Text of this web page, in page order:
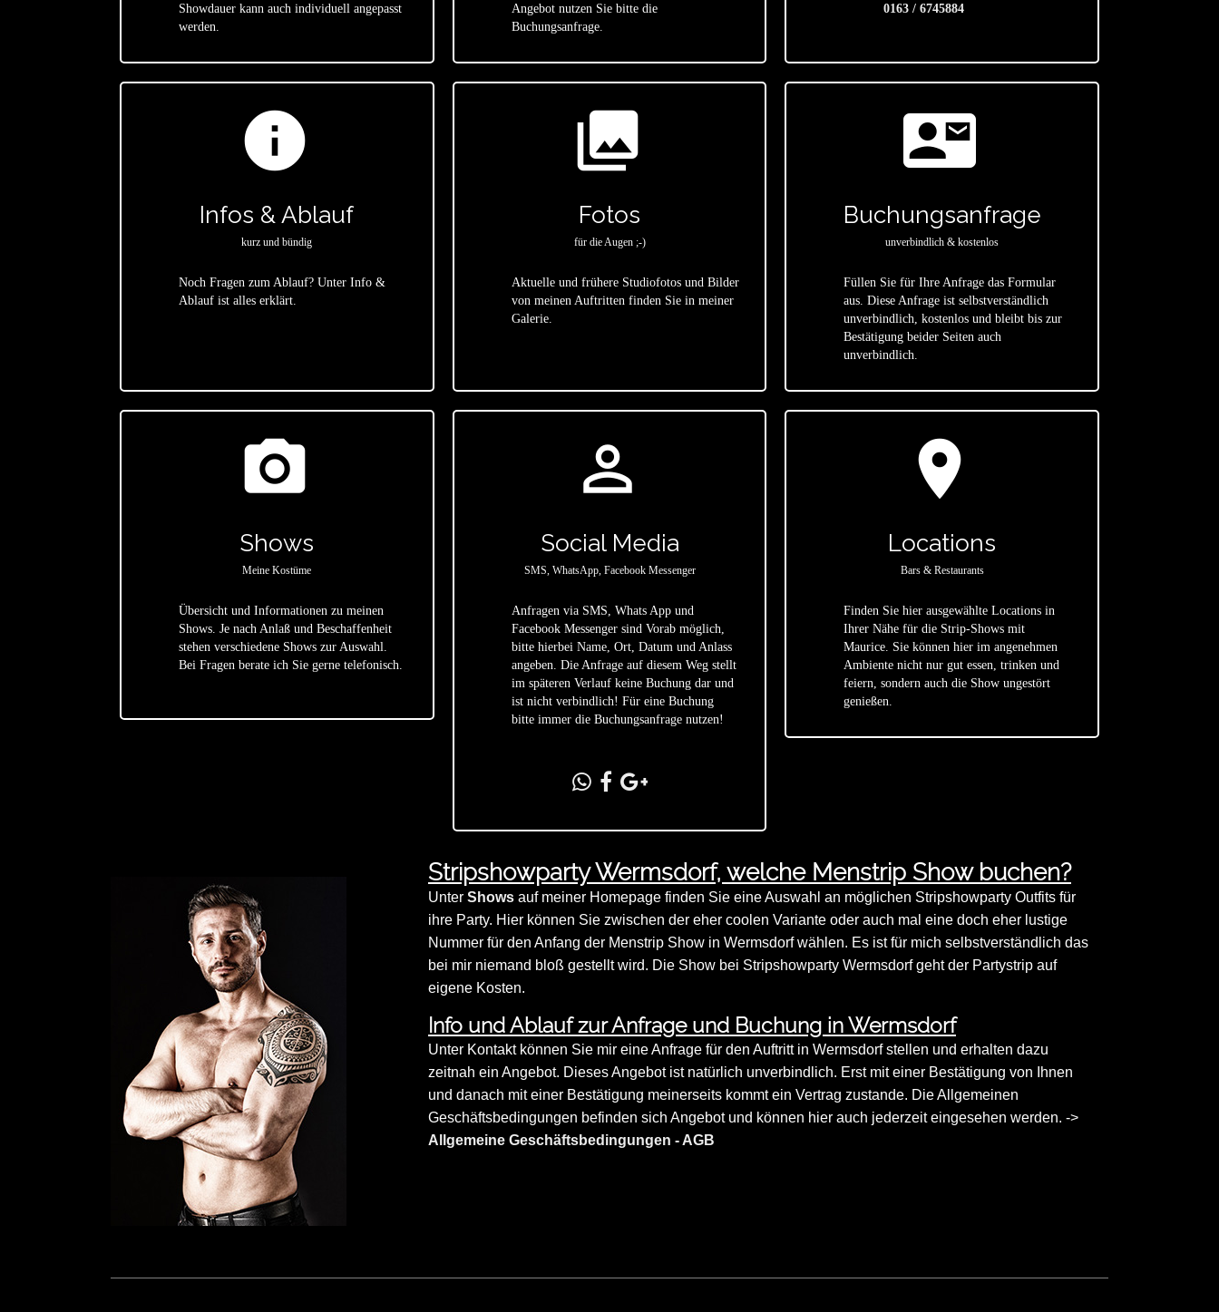
Showdauer kann auch individuell angepasst
werden.
Angebot nutzen Sie bitte die
Buchungsanfrage.
0163 / 6745884
info
Infos & Ablauf
kurz und bündig
Noch Fragen zum Ablauf? Unter Info &
Ablauf ist alles erklärt.
photo_library
Fotos
für die Augen ;-)
Aktuelle und frühere Studiofotos und Bilder
von meinen Auftritten finden Sie in meiner
Galerie.
contact_mail
Buchungsanfrage
unverbindlich & kostenlos
Füllen Sie für Ihre Anfrage das Formular
aus. Diese Anfrage ist selbstverständlich
unverbindlich, kostenlos und bleibt bis zur
Bestätigung beider Seiten auch
unverbindlich.
photo_camera
Shows
Meine Kostüme
Übersicht und Informationen zu meinen
Shows. Je nach Anlaß und Beschaffenheit
stehen verschiedene Shows zur Auswahl.
Bei Fragen berate ich Sie gerne telefonisch.
person_outline
Social Media
SMS, WhatsApp, Facebook Messenger
Anfragen via SMS, Whats App und
Facebook Messenger sind Vorab möglich,
bitte hierbei Name, Ort, Datum und Anlass
angeben. Die Anfrage auf diesem Weg stellt
im späteren Verlauf keine Buchung dar und
ist nicht verbindlich! Für eine Buchung
bitte immer die Buchungsanfrage nutzen!
location_on
Locations
Bars & Restaurants
Finden Sie hier ausgewählte Locations in
Ihrer Nähe für die Strip-Shows mit
Maurice. Sie können hier im angenehmen
Ambiente nicht nur gut essen, trinken und
feiern, sondern auch die Show ungestört
genießen.
Stripshowparty Wermsdorf, welche Menstrip Show buchen?
Unter Shows auf meiner Homepage finden Sie eine Auswahl an möglichen Stripshowparty Outfits für
ihre Party. Hier können Sie zwischen der eher coolen Variante oder auch mal eine doch eher lustige
Nummer für den Anfang der Menstrip Show in Wermsdorf wählen. Es ist für mich selbstverständlich das
bei mir niemand bloß gestellt wird. Die Show bei Stripshowparty Wermsdorf geht der Partystrip auf
eigene Kosten.
Info und Ablauf zur Anfrage und Buchung in Wermsdorf
Unter Kontakt können Sie mir eine Anfrage für den Auftritt in Wermsdorf stellen und erhalten dazu
zeitnah ein Angebot. Dieses Angebot ist natürlich unverbindlich. Erst mit einer Bestätigung von Ihnen
und danach mit einer Bestätigung meinerseits kommt ein Vertrag zustande. Die Allgemeinen
Geschäftsbedingungen befinden sich Angebot und können hier auch jederzeit eingesehen werden. ->
Allgemeine Geschäftsbedingungen - AGB